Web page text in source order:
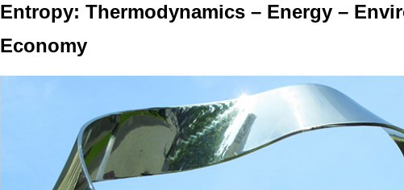
Entropy: Thermodynamics – Energy –
Economy